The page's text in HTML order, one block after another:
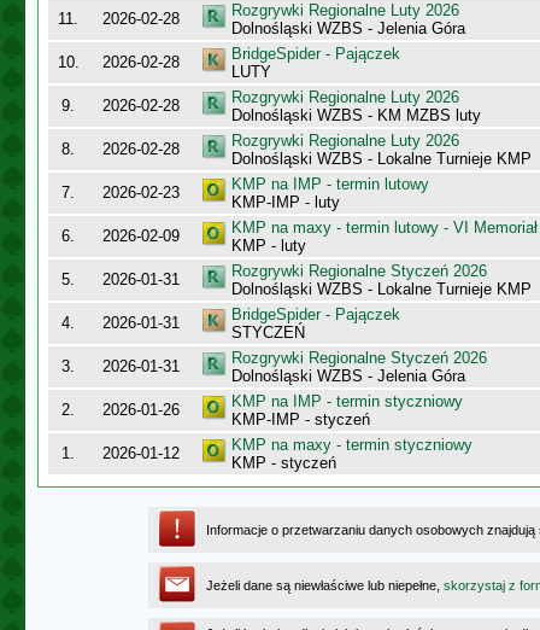
11.
2026-02-28
Rozgrywki Regionalne Luty 2026
Dolnośląski WZBS - Jelenia Góra
10.
2026-02-28
BridgeSpider - Pajączek
LUTY
9.
2026-02-28
Rozgrywki Regionalne Luty 2026
Dolnośląski WZBS - KM MZBS luty
8.
2026-02-28
Rozgrywki Regionalne Luty 2026
Dolnośląski WZBS - Lokalne Turnieje KMP
7.
2026-02-23
KMP na IMP - termin lutowy
KMP-IMP - luty
6.
2026-02-09
KMP na maxy - termin lutowy - VI
KMP - luty
5.
2026-01-31
Rozgrywki Regionalne Styczeń 2026
Dolnośląski WZBS - Lokalne Turnieje KMP
4.
2026-01-31
BridgeSpider - Pajączek
STYCZEŃ
3.
2026-01-31
Rozgrywki Regionalne Styczeń 2026
Dolnośląski WZBS - Jelenia Góra
2.
2026-01-26
KMP na IMP - termin styczniowy
KMP-IMP - styczeń
1.
2026-01-12
KMP na maxy - termin styczniowy
KMP - styczeń
Informacje o przetwarzaniu danych osobowych
Jeżeli dane są niewłaściwe lub niepełne, skorzystaj z